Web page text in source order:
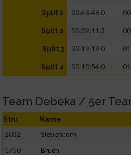
Split 1 00:43:46.0
Split 2 00:09:11.3
Split 3 00:19:19.0
Split 4 00:10:54.0
Team Debeka / 5er
Stnr Name
2032 Siebenborn
1750
Bruch